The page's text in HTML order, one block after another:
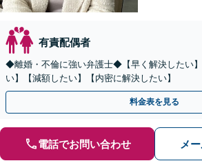
有責配偶者
◆離婚・不倫に強い弁護士◆【早く解決したい
い】【減額したい】【内密に解決したい】
料金表を見る
電話でお問い合わせ メ